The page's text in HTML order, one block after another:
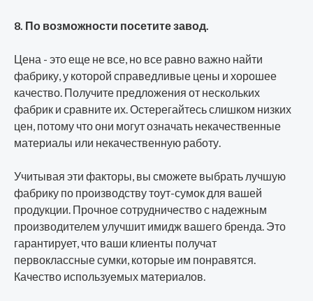
8. По возможности посетите завод.
Цена - это еще не все, но все равно важно найти
фабрику, у которой справедливые цены и хорошее
качество. Получите предложения от нескольких
фабрик и сравните их. Остерегайтесь слишком низких
цен, потому что они могут означать некачественные
материалы или некачественную работу.
Учитывая эти факторы, вы сможете выбрать лучшую
фабрику по производству тоут-сумок для вашей
продукции. Прочное сотрудничество с надежным
производителем улучшит имидж вашего бренда. Это
гарантирует, что ваши клиенты получат
первоклассные сумки, которые им понравятся.
Качество используемых материалов.